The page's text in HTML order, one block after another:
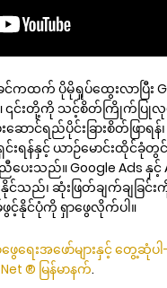
ထက် ပိုမိုရှုပ်ထွေးလာပြီး
၎င်းတို့ကို သင့်စိတ်ကြိုက်ပြုလု
ောင်ရည်ပိုင်းခြားစိတ်ဖြာရ
ရှင်းရန်နှင့် ယာဉ်မောင်းထို
ေးသည်။ Google Ads နှ
င်သည်၊ ဆုံးဖြတ်ချက်ချခြင်း
ဖွင့်နိုင်ပုံကို ရှာဖွေလိုက်ပါ။
ရေးအဖော်များနှင့် တွေ့ဆုံပါ
® မြန်မာနက်.